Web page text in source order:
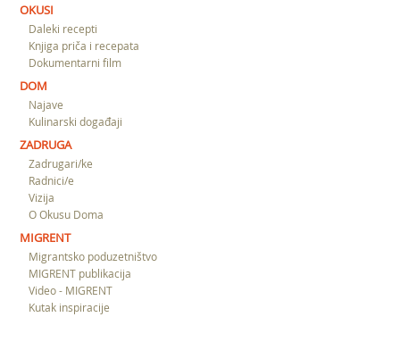
OKUSI
Daleki recepti
Knjiga priča i recepata
Dokumentarni film
DOM
Najave
Kulinarski događaji
ZADRUGA
Zadrugari/ke
Radnici/e
Vizija
O Okusu Doma
MIGRENT
Migrantsko poduzetništvo
MIGRENT publikacija
Video - MIGRENT
Kutak inspiracije